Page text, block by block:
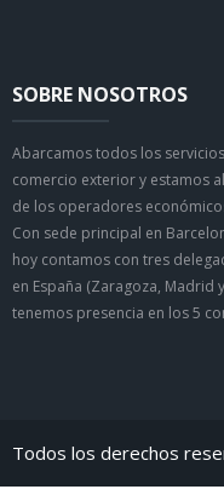
SOBRE NOSOTROS
Abarcamos todos los
comercio exterior y estamos
de los operadores
Con sede principal en
hoy contamos con tres
en España (Zaragoza, Madrid
tenemos presencia en los 5
Todos los derechos